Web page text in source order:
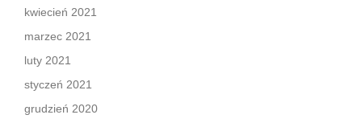
kwiecień 2021
marzec 2021
luty 2021
styczeń 2021
grudzień 2020